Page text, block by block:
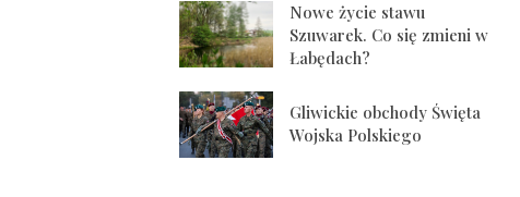
Nowe życie stawu
Szuwarek. Co się zmieni w
Łabędach?
Gliwickie obchody Święta
Wojska Polskiego